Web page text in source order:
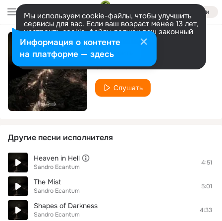
Войти
Мы используем cookie-файлы, чтобы улучшить
сервисы для вас. Если ваш возраст менее 13 лет,
настроить cookie-файлы должен ваш законный
представитель. Больше информации
Разрешить все Настроить
Memories
Sandro Ecantum
Слушать
Другие песни исполнителя
Heaven in Hell
Sandro Ecantum
4:51
The Mist
Sandro Ecantum
5:01
Shapes of Darkness
Sandro Ecantum
4:33
Информация о контенте
на платформе — здесь